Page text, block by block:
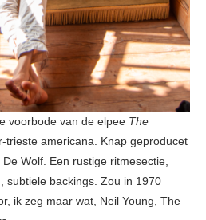
voorbode van de elpee The
trieste americana. Knap geproducet
Wolf. Een rustige ritmesectie,
subtiele backings. Zou in 1970
ik zeg maar wat, Neil Young, The